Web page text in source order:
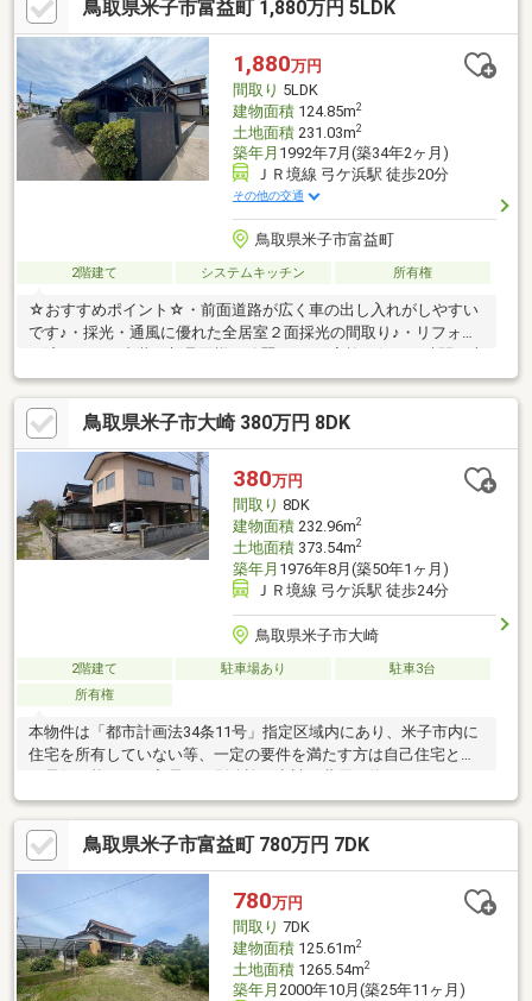
鳥取県米子市富益町 1,880万円 5LDK
1,880万円
間取り 5LDK
建物面積124.85m2
土地面積231.03m2
築年月 1992年7月(築34年2ヶ月)
ＪＲ境線 弓ケ浜駅 徒歩20分
その他の交通
鳥取県米子市富益町
2階建て システムキッチン 所有権
☆おすすめポイント☆・前面道路が広く車の出し入れがしやすい
です♪・採光・通風に優れた全居室２面採光の間取り♪・リフォー
切にできる独立階段♪・対面式キッチンで会話を楽しみながら料理
や片付けがスムーズに♪・リビングに隣接した和室は、家族のひと
休みやお昼寝に大活躍です♪【リフォーム内容】・クロス貼り替
え・風呂、キッチン、洗面化粧台・照明交換・外壁塗装
◆◆──────────◆◆ 物件見学予約受付中！ お問い合わせ
はお早めに！ TEL【0857-30-7788】◆◆──────────◆◆
鳥取県米子市大崎 380万円 8DK
380万円
間取り 8DK
建物面積232.96m2
土地面積373.54m2
築年月 1976年8月(築50年1ヶ月)
ＪＲ境線 弓ケ浜駅 徒歩24分
鳥取県米子市大崎
2階建て 駐車場あり
駐車3台
所有権
本物件は「都市計画法34条11号」指定区域内にあり、米子市内に
住宅を所有していない等、一定の要件を満たす方は自己住宅とし
て居住可能です。入居には別途許可申請（費用：約30から60万・
買主負担）を要します。建物は築年数相応の経年劣化があり、床
の沈みや水回りの古さ、屋根・外壁の一部補修が必要です。直せ
ばキリがありませんが、その分「現況有姿」でお求めやすい価格
設定となっております。最大の魅力は、広い敷地とゆとりある部
屋数。さらに鉄骨造の別棟が付属しており、1階は並列2台の駐車
場、2階は趣味や仕事に使える開放的な空間となっています。
鳥取県米子市富益町 780万円 7DK
780万円
間取り 7DK
建物面積125.61m2
土地面積1265.54m2
築年月 2000年10月(築25年11ヶ月)